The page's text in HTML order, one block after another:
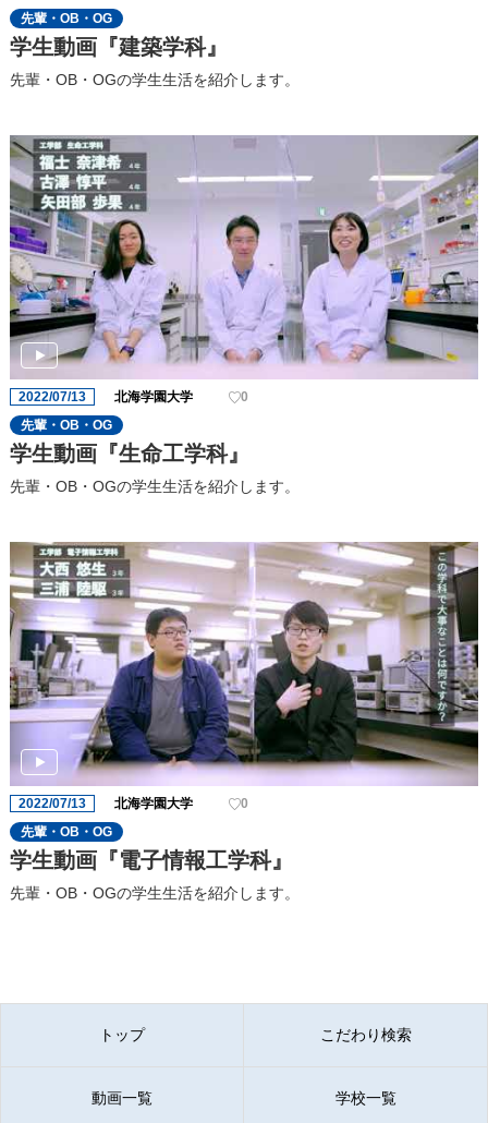
先輩・OB・OG
学生動画『建築学科』
先輩・OB・OGの学生生活を紹介します。
2022/07/13 北海学園大学
0
先輩・OB・OG
学生動画『生命工学科』
先輩・OB・OGの学生生活を紹介します。
2022/07/13 北海学園大学
0
先輩・OB・OG
学生動画『電子情報工学科』
先輩・OB・OGの学生生活を紹介します。
トップ こだわり検索
動画一覧 学校一覧